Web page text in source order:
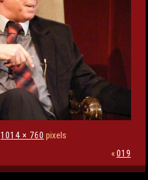
1014 × 760 pixels
«019